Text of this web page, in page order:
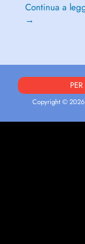
Continua a
→
Copyright © 2026